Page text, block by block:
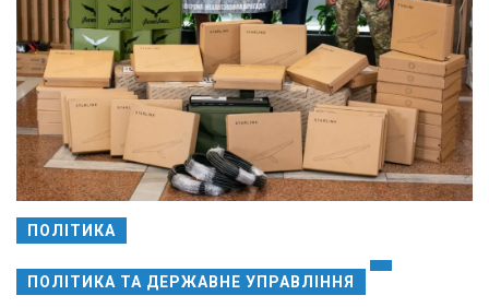
ПОЛІТИКА
ПОЛІТИКА ТА ДЕРЖАВНЕ УПРАВЛІННЯ